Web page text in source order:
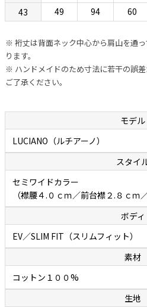
オールマイティーに活躍す
プリン」
最高品質のコットン素材を原料にした
だけに相当クオリティにこだわってお
感じられます。通常、細番手糸で織ら
いだけというものが多いですが、ボレ
強く生地にハリがあるため、一日中着
性があって長持ちします。この独特の
ーマスメイソンの生地特有のものです
43
49 94 60
※ 裄丈は背面ネック中心から肩山を通
ります。
※ ハンドメイドのため寸法に若干の誤
ご了承ください。
モデル
LUCIANO（ルチアーノ）
スタイ
セミワイドカラー
（襟腰４.０ｃｍ／前台襟２.８ｃｍ
ボディ
EV／SLIM FIT（スリムフィット）
素材
コットン１００%
生地